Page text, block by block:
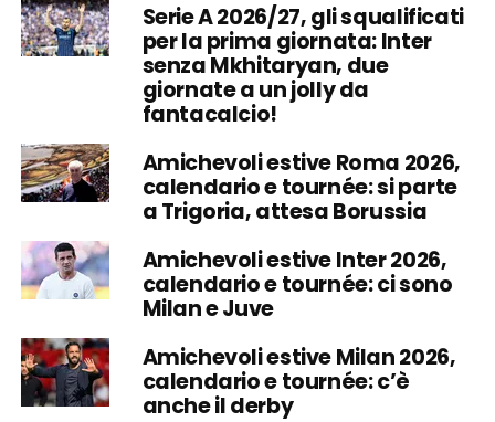
Serie A 2026/27, gli squalificati
per la prima giornata: Inter
senza Mkhitaryan, due
giornate a un jolly da
fantacalcio!
Amichevoli estive Roma 2026,
calendario e tournée: si parte
a Trigoria, attesa Borussia
Amichevoli estive Inter 2026,
calendario e tournée: ci sono
Milan e Juve
Amichevoli estive Milan 2026,
calendario e tournée: c’è
anche il derby